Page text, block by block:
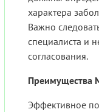
характера
Важно
специалиста и
согласования.
Преимущества
Эффективное